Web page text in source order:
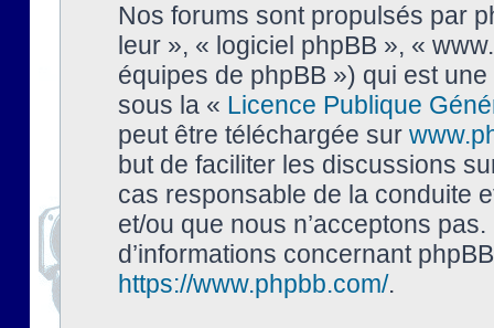
Nos forums sont propulsés par
leur », « logiciel phpBB », «
équipes de phpBB ») qui est
sous la « Licence Publique
peut être téléchargée sur
but de faciliter les discussions
cas responsable de la conduite
et/ou que nous n’acceptons
d’informations concernant
https://www.phpbb.com/.